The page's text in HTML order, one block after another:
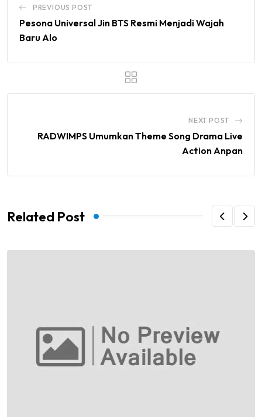
PREVIOUS POST
Pesona Universal Jin BTS Resmi Menjadi Wajah
Baru Alo
NEXT POST
RADWIMPS Umumkan Theme Song Drama Live
Action Anpan
Related Post